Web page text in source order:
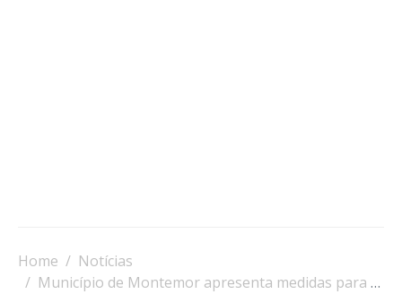
Home
Notícias
Município de Montemor apresenta medidas para reduzir energia